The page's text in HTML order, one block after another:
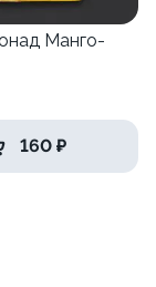
Манго-
160 ₽